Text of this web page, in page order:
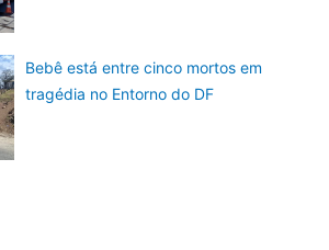
Bebê está entre cinco mortos em
tragédia no Entorno do DF